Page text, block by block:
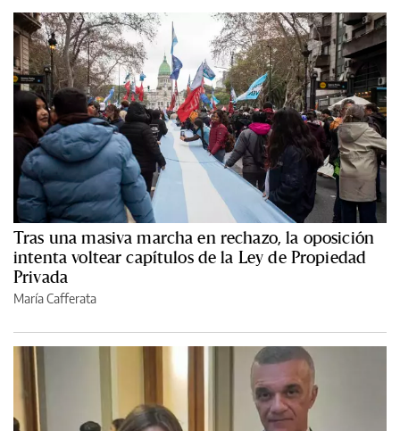
Tras una masiva marcha en rechazo, la oposición
intenta voltear capítulos de la Ley de Propiedad
Privada
María Cafferata